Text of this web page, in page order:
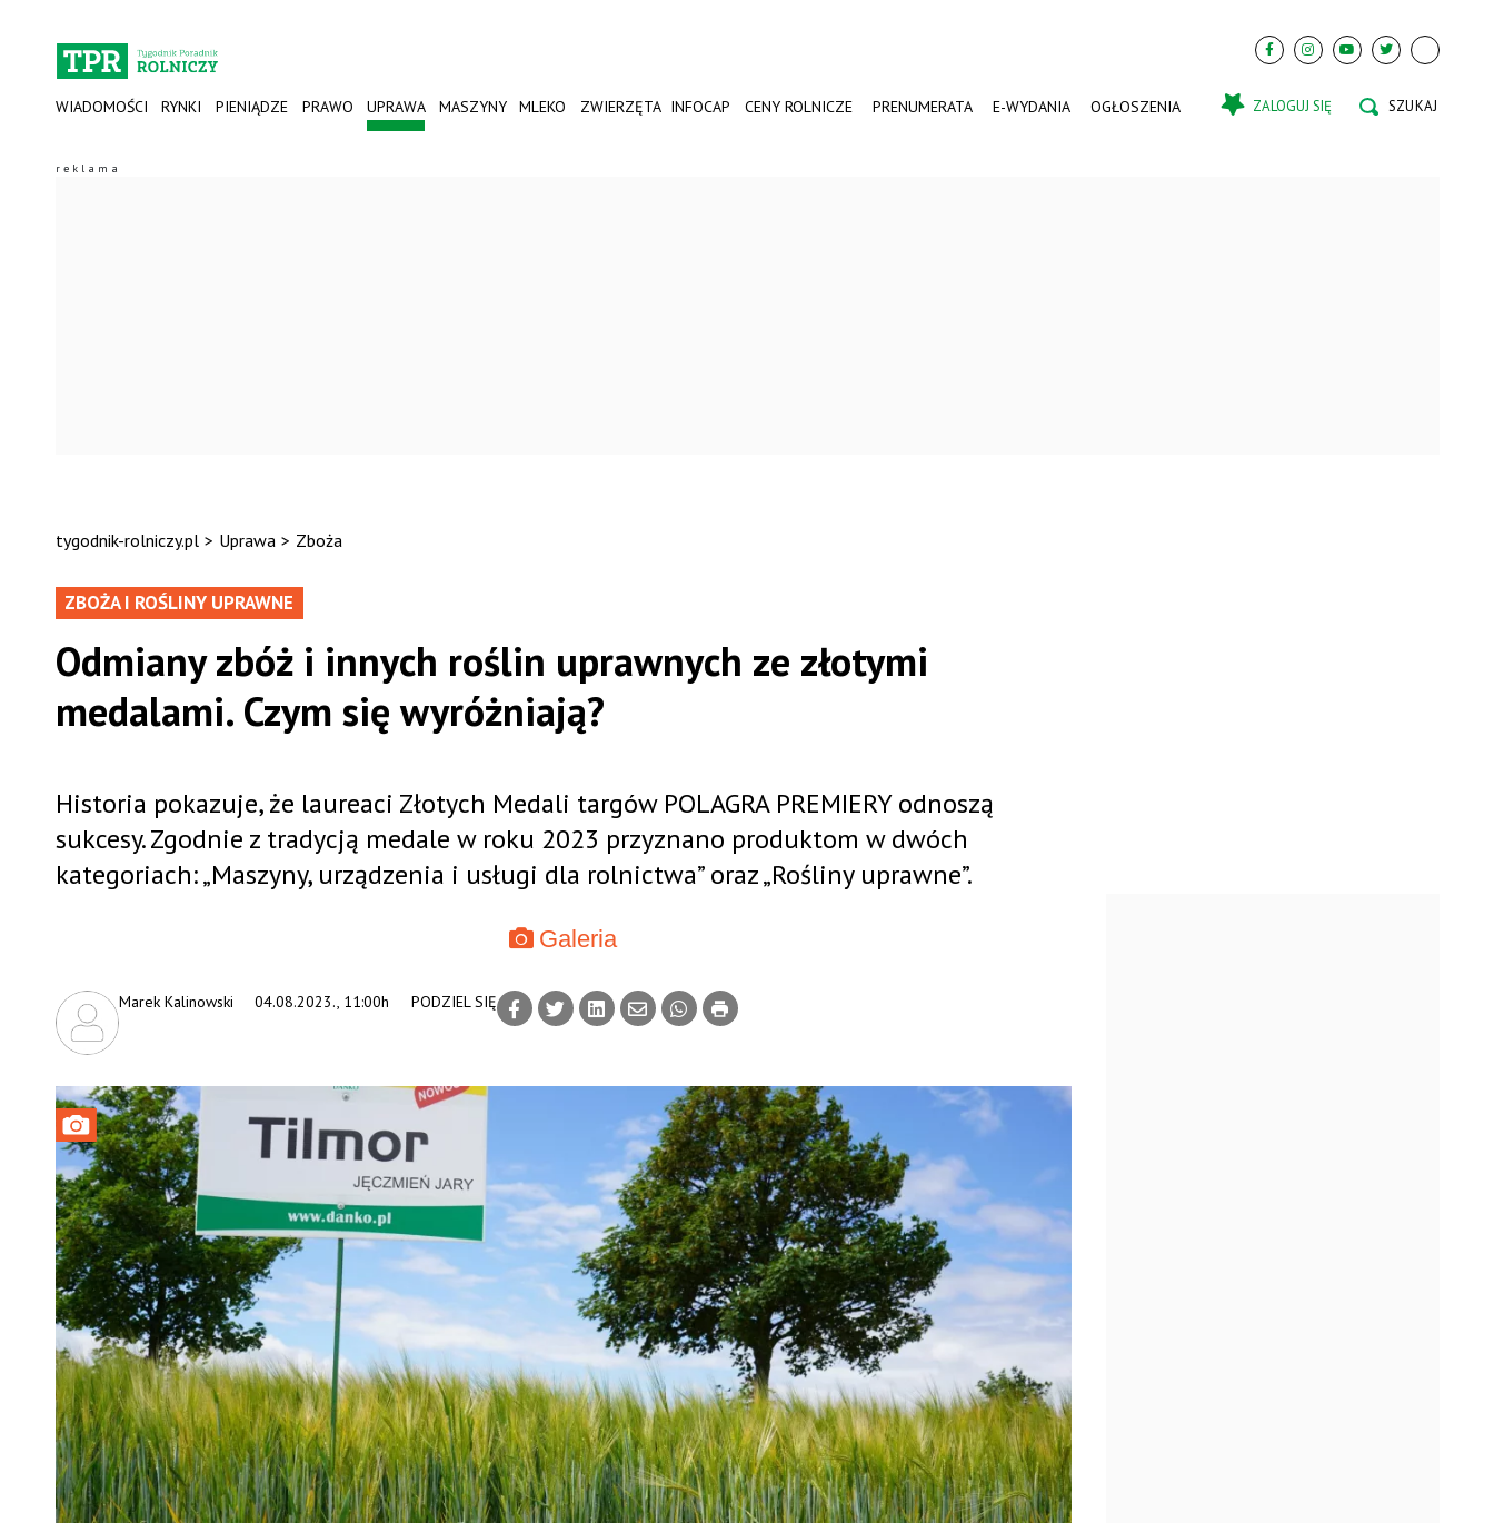
WIADOMOŚCI RYNKI PIENIĄDZE PRAWO UPRAWA MASZYNY MLEKO ZWIERZĘTA INFOCAP CENY ROLNICZE PRENUMERATA E-WYDANIA OGŁOSZENIA ZALOGUJ SIĘ
tygodnik-rolniczy.pl > Uprawa > Zboża
ZBOŻA I ROŚLINY UPRAWNE
Odmiany zbóż i innych roślin uprawnych ze złotymi
medalami. Czym się wyróżniają?
04.08.2023., 11:00h
Marek Kalinowski PODZIEL SIĘ
Historia pokazuje, że laureaci Złotych Medali targów POLAGRA PREMIERY odnoszą
sukcesy. Zgodnie z tradycją medale w roku 2023 przyznano produktom w dwóch
kategoriach: „Maszyny, urządzenia i usługi dla rolnictwa” oraz „Rośliny uprawne”.
Galeria